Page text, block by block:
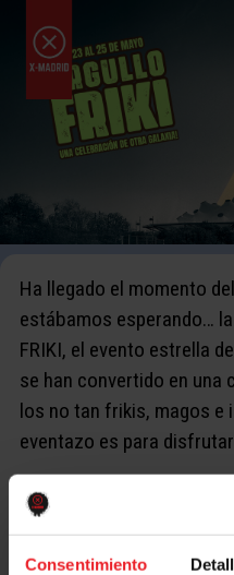
Consentimiento
Ha llegado el momento
estábamos esperando… la
FRIKI, el evento estrella
se han convertido en
los no tan frikis, magos e
eventazo es para
Para los que aún no lo
deberíais 😜) el Día del